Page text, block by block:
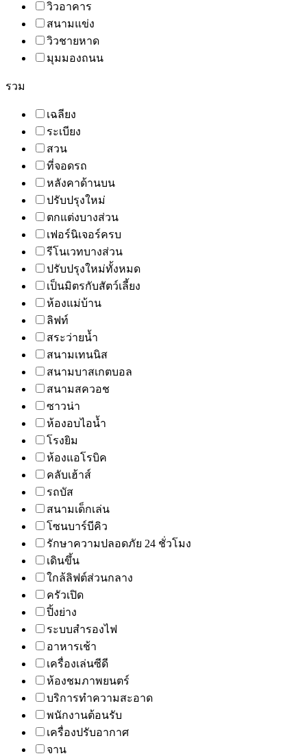
วิวอาคาร
สนามแข่ง
วิวชายหาด
มุมมองถนน
รวม
เฉลียง
ระเบียง
สวน
ที่จอดรถ
หลังคาด้านบน
ปรับปรุงใหม่
ตกแต่งบางส่วน
เฟอร์นิเจอร์ครบ
รีโนเวทบางส่วน
ปรับปรุงใหม่ทั้งหมด
เป็นมิตรกับสัตว์เลี้ยง
ห้องแม่บ้าน
ลิฟท์
สระว่ายน้ำ
สนามเทนนิส
สนามบาสเกตบอล
สนามสควอช
ซาวน่า
ห้องอบไอน้ำ
โรงยิม
ห้องแอโรบิค
คลับเฮ้าส์
รถบัส
สนามเด็กเล่น
โซนบาร์บีคิว
รักษาความปลอดภัย 24 ชั่วโมง
เดินขึ้น
ใกล้ลิฟต์ส่วนกลาง
ครัวเปิด
ปิ้งย่าง
ระบบสำรองไฟ
อาหารเช้า
เครื่องเล่นซีดี
ห้องชมภาพยนตร์
บริการทำความสะอาด
พนักงานต้อนรับ
เครื่องปรับอากาศ
จาน